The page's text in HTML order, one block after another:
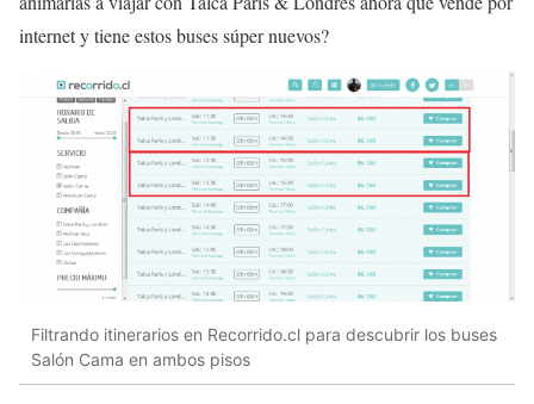
internet y tiene estos buses súper nuevos?
Filtrando itinerarios en Recorrido.cl para descubrir los buses
Salón Cama en ambos pisos